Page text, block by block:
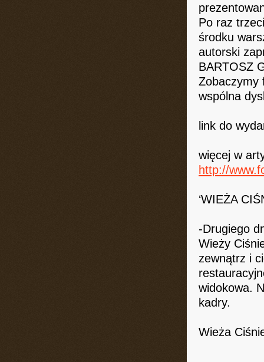
Po raz
środku
autorski
BARTOSZ
Zobaczymy
wspólna
link do
więcej w
http://
‘WIEŻA
-Drugiego
Wieży
zewnątrz i
widokowa.
kadry.
Wieża